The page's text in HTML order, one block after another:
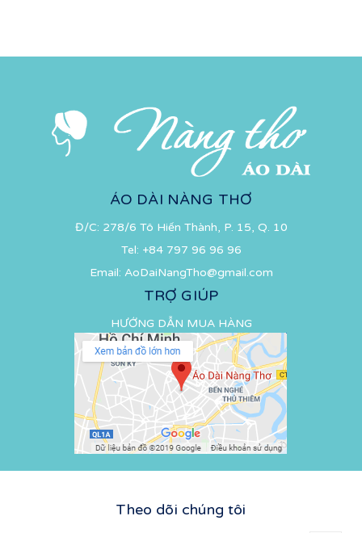
ÁO DÀI NÀNG THƠ
Đ/C: 278/6 Tô Hiến Thành, P. 15, Q. 10
Tel: +84 797 96 96 96
Email: AoDaiNangTho@gmail.com
TRỢ GIÚP
HƯỚNG DẪN MUA HÀNG
Theo dõi chúng tôi